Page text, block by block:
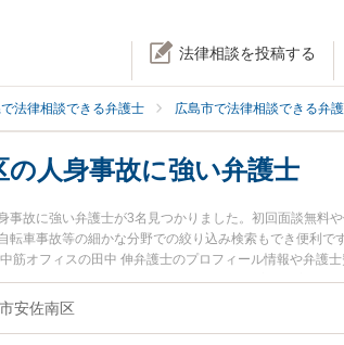
法律相談を投稿する
法律相談できる弁護士 広島市で法律相談できる弁
の人身事故に強い弁護士
事故に強い弁護士が3名見つかりました。初回面談無
転車事故等の細かな分野での絞り込み検索もでき便利
筋オフィスの田中 伸弁護士のプロフィール情報や弁護
相談したい』『人身事故のトラブル解決の実績豊富な
でお困りの相談者さんにおすすめです。
安佐南区